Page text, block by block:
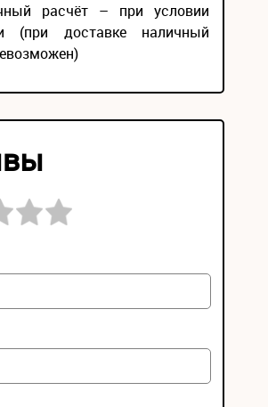
расчёт – при условии
(при доставке наличный